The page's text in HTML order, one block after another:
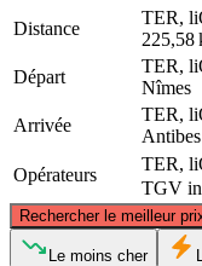
Distance
TER,
225,58
Départ
TER,
Nîmes
Arrivée
TER,
Antibes
Opérateurs
TER,
TGV
Rechercher le meilleur
Le moins cher